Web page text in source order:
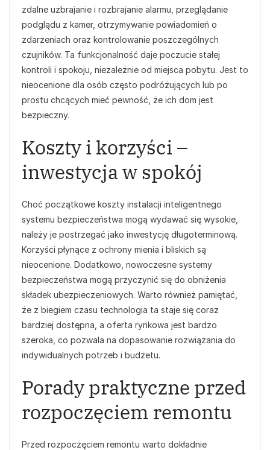
zdalne uzbrajanie i rozbrajanie alarmu, przeglądanie
podglądu z kamer, otrzymywanie powiadomień o
zdarzeniach oraz kontrolowanie poszczególnych
czujników. Ta funkcjonalność daje poczucie stałej
kontroli i spokoju, niezależnie od miejsca pobytu. Jest to
nieocenione dla osób często podróżujących lub po
prostu chcących mieć pewność, że ich dom jest
bezpieczny.
Koszty i korzyści –
inwestycja w spokój
Choć początkowe koszty instalacji inteligentnego
systemu bezpieczeństwa mogą wydawać się wysokie,
należy je postrzegać jako inwestycję długoterminową.
Korzyści płynące z ochrony mienia i bliskich są
nieocenione. Dodatkowo, nowoczesne systemy
bezpieczeństwa mogą przyczynić się do obniżenia
składek ubezpieczeniowych. Warto również pamiętać,
że z biegiem czasu technologia ta staje się coraz
bardziej dostępna, a oferta rynkowa jest bardzo
szeroka, co pozwala na dopasowanie rozwiązania do
indywidualnych potrzeb i budżetu.
Porady praktyczne przed
rozpoczęciem remontu
Przed rozpoczęciem remontu warto dokładnie